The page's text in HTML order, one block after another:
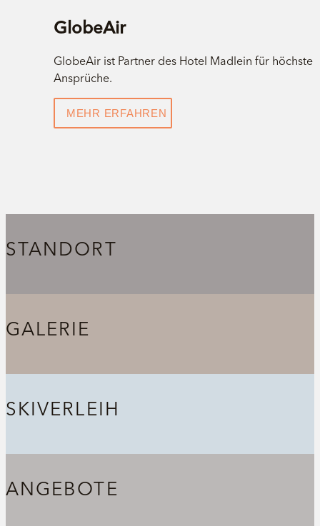
GlobeAir
GlobeAir ist Partner des Hotel Madlein für höchste
Ansprüche.
MEHR ERFAHREN
STANDORT
GALERIE
SKIVERLEIH
ANGEBOTE